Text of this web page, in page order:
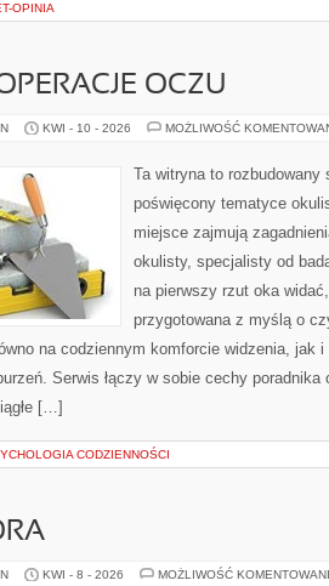
OPINIA
OCZU
KWI - 10 - 2026 MOŻLIWOŚĆ
Ta witryna to rozbudowany
poświęcony tematyce
miejsce zajmują
okulisty, specjalisty od
na pierwszy rzut oka
przygotowana z myślą o
na codziennym komforcie widzenia, jak
Serwis łączy w sobie cechy poradnika
[…]
CODZIENNOŚCI
KWI - 8 - 2026 MOŻLIWOŚĆ